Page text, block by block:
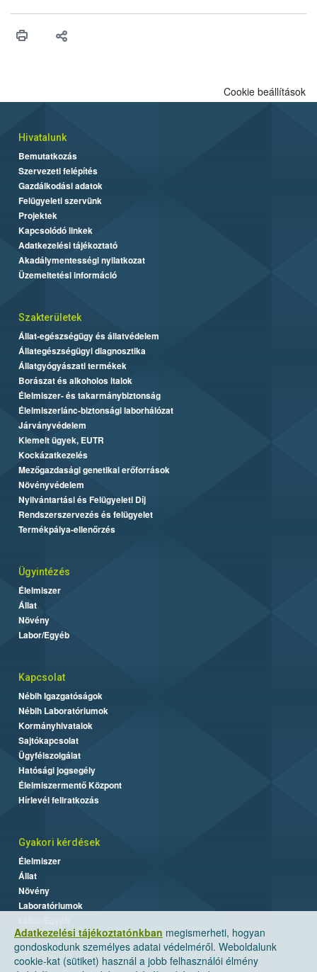
Adatkezelési tájékoztatónkban megismerheti, hogyan
gondoskodunk személyes adatai védelméről. Weboldalunk
cookie-kat (sütiket) használ a jobb felhasználói élmény
Cookie beállítások
Hivatalunk
Bemutatkozás
Szervezeti felépítés
Gazdálkodási adatok
Felügyeleti szervünk
Projektek
Kapcsolódó linkek
Adatkezelési tájékoztató
Akadálymentességi nyilatkozat
Üzemeltetési információ
Szakterületek
Állat-egészségügy és állatvédelem
Állategészségügyi diagnosztika
Állatgyógyászati termékek
Borászat és alkoholos italok
Élelmiszer- és takarmánybiztonság
Élelmiszerlánc-biztonsági laborhálózat
Járványvédelem
Kiemelt ügyek, EUTR
Kockázatkezelés
Mezőgazdasági genetikai erőforrások
Növényvédelem
Nyilvántartási és Felügyeleti Díj
Rendszerszervezés és felügyelet
Termékpálya-ellenőrzés
Ügyintézés
Élelmiszer
Állat
Növény
Labor/Egyéb
Kapcsolat
Nébih Igazgatóságok
Nébih Laboratóriumok
Kormányhivatalok
Sajtókapcsolat
Ügyfélszolgálat
Hatósági jogsegély
Élelmiszermentő Központ
Hírlevél feliratkozás
Gyakori kérdések
Élelmiszer
Állat
Növény
Laboratóriumok